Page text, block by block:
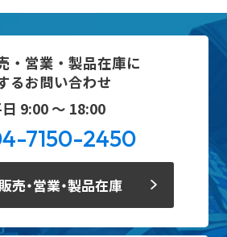
・営業・製品在庫に
るお問い合わせ
9:00 ～ 18:00
7150-2450
売・営業・製品在庫